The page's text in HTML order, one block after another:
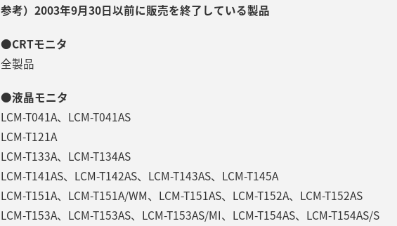
参考）2003年9月30日以前に販売を終了している製品
●CRTモニタ
全製品
●液晶モニタ
LCM-T041A、LCM-T041AS
LCM-T121A
LCM-T133A、LCM-T134AS
LCM-T141AS、LCM-T142AS、LCM-T143AS、LCM-T145A
LCM-T151A、LCM-T151A/WM、LCM-T151AS、LCM-T152A、LCM-T152AS
LCM-T153A、LCM-T153AS、LCM-T153AS/MI、LCM-T154AS、LCM-T154AS/S